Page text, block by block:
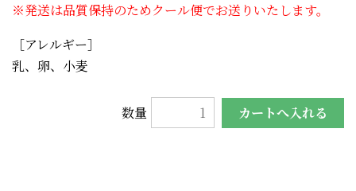
※発送は品質保持のためクール便でお送りいたします。
［アレルギー］
乳、卵、小麦
数量